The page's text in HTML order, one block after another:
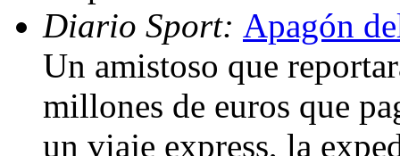
Diario Sport: Apagón
Un amistoso que
millones de euros que
un viaje express, la